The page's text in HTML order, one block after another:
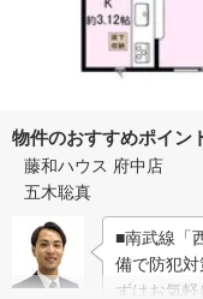
物件のおすすめポイン
藤和ハウス 府中店
五木聡真
■南武線「
備で防犯
ずはお気軽